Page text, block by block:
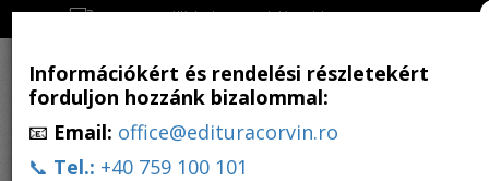
Ingyenes szállítás, ha a rendelés több, mint 500 RON
Információkért és rendelési részletekért
forduljon hozzánk bizalommal:
📧 Email: office@edituracorvin.ro
📞 Tel.: +40 759 100 101